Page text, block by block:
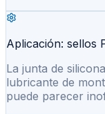
Aplicación: sellos
La junta de
lubricante de
puede parecer